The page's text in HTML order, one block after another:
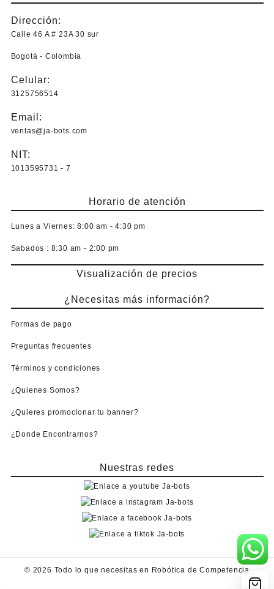
Dirección:
Calle 46 A # 23A 30 sur
Bogotá - Colombia
Celular:
3125756514
Email:
ventas@ja-bots.com
NIT:
1013595731 - 7
Horario de atención
Lunes a Viernes: 8:00 am - 4:30 pm
Sabados : 8:30 am - 2:00 pm
Visualización de precios
¿Necesitas más información?
Formas de pago
Preguntas frecuentes
Términos y condiciones
¿Quienes Somos?
¿Quieres promocionar tu banner?
¿Donde Encontrarnos?
Nuestras redes
© 2026 Todo lo que necesitas en Robótica de Competencia